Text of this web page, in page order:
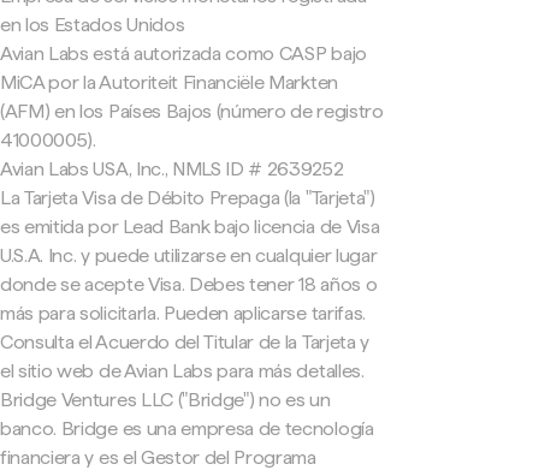
en los Estados Unidos
Avian Labs está autorizada como CASP bajo
MiCA por la Autoriteit Financiële Markten
(AFM) en los Países Bajos (número de registro
41000005).
Avian Labs USA, Inc., NMLS ID # 2639252
La Tarjeta Visa de Débito Prepaga (la "Tarjeta")
es emitida por Lead Bank bajo licencia de Visa
U.S.A. Inc. y puede utilizarse en cualquier lugar
donde se acepte Visa. Debes tener 18 años o
más para solicitarla. Pueden aplicarse tarifas.
Consulta el Acuerdo del Titular de la Tarjeta y
el sitio web de Avian Labs para más detalles.
Bridge Ventures LLC ("Bridge") no es un
banco. Bridge es una empresa de tecnología
financiera y es el Gestor del Programa